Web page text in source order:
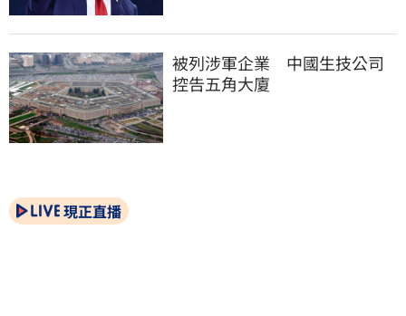
被列涉軍企業　中國生技公司
控告五角大廈
現正直播